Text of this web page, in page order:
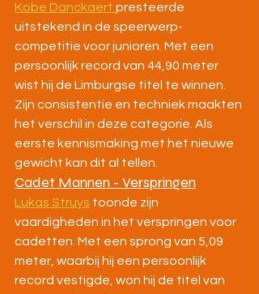
Kobe Danckaert presteerde
uitstekend in de speerwerp-
competitie voor junioren. Met een
persoonlijk record van 44,90 meter
wist hij de Limburgse titel te winnen.
Zijn consistentie en techniek maakten
het verschil in deze categorie. Als
eerste kennismaking met het nieuwe
gewicht kan dit al tellen.
Cadet Mannen - Verspringen
Lukas Struys toonde zijn
vaardigheden in het verspringen voor
cadetten. Met een sprong van 5,09
meter, waarbij hij een persoonlijk
record vestigde, won hij de titel van